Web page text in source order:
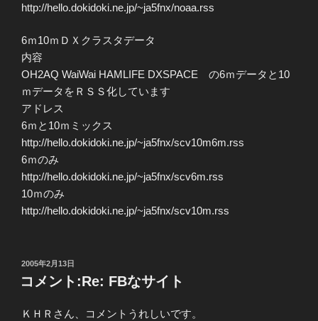
http://hello.dokidoki.ne.jp/~ja5fnx/noaa.rss
6ｍ10ｍＤＸクラスタデータ
内容
OH2AQ WaiWai HAMLIFE DXSPACE の6ｍデータと10
ｍデータをＲＳＳ化しています
アドレス
6ｍと10ｍミックス
http://hello.dokidoki.ne.jp/~ja5fnx/scv10m6m.rss
6ｍのみ
http://hello.dokidoki.ne.jp/~ja5fnx/scv6m.rss
10ｍのみ
http://hello.dokidoki.ne.jp/~ja5fnx/scv10m.rss
投
稿
日:
2005年2月13日
コメント:Re: FBなサイト
ＫＨＲさん、コメントうれしいです。